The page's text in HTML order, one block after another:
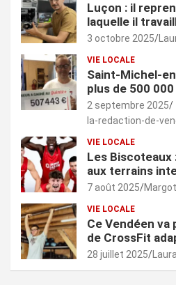
Luçon : il
laquelle il
3 octobre 2025
VIE LOCALE
Saint-Michel-
plus de 500
2 septembre 2025
la-redaction-de-
VIE LOCALE
Les Biscoteaux
aux terrains
7 août 2025
VIE LOCALE
Ce Vendéen
de CrossFit
28 juillet 2025